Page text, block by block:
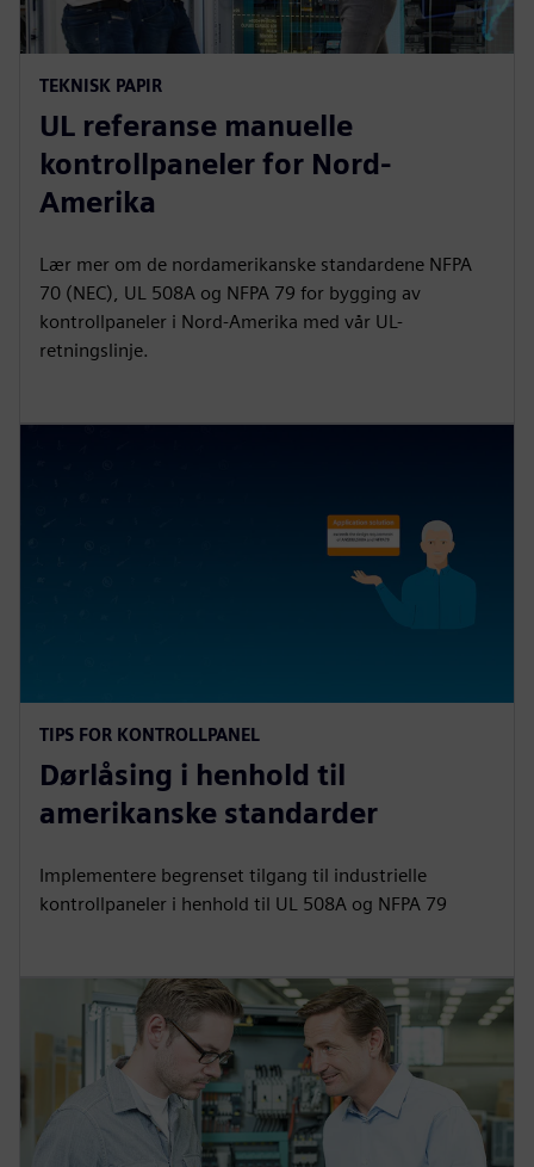
TEKNISK PAPIR
UL referanse manuelle
kontrollpaneler for Nord-
Amerika
Lær mer om de nordamerikanske standardene NFPA
70 (NEC), UL 508A og NFPA 79 for bygging av
kontrollpaneler i Nord-Amerika med vår UL-
retningslinje.
TIPS FOR KONTROLLPANEL
Dørlåsing i henhold til
amerikanske standarder
Implementere begrenset tilgang til industrielle
kontrollpaneler i henhold til UL 508A og NFPA 79